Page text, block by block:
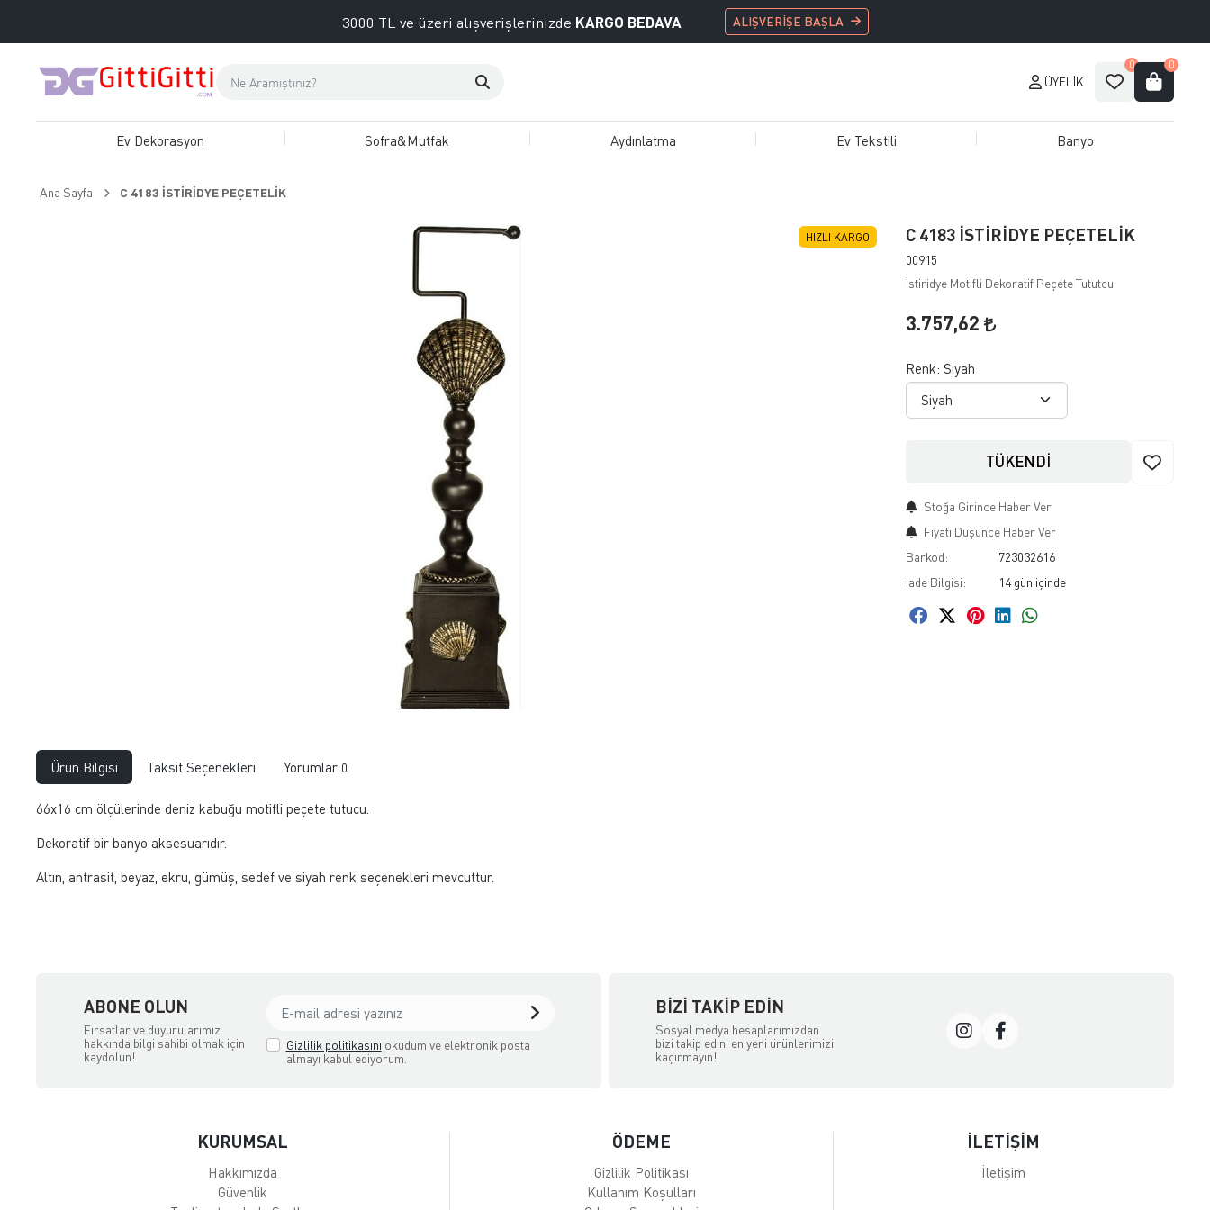
3000 TL ve üzeri alışverişlerinizde KARGO BEDAVA ALIŞVERİŞE BAŞLA
ÜYELIK
0 0
Ev Dekorasyon Sofra&Mutfak Aydınlatma Ev Tekstili Banyo
Ana Sayfa C 4183 İSTİRİDYE PEÇETELİK
HIZLI KARGO C 4183 İSTİRİDYE PEÇETELİK
00915
İstiridye Motifli Dekoratif Peçete Tututcu
3.757,62
Renk: Siyah
TÜKENDİ
Stoğa Girince Haber Ver
Fiyatı Düşünce Haber Ver
Barkod:
723032616
İade Bilgisi:
Ürün Bilgisi Taksit Seçenekleri Yorumlar 0
66x16 cm ölçülerinde deniz kabuğu motifli peçete tutucu.
Dekoratif bir banyo aksesuarıdır.
Altın, antrasit, beyaz, ekru, gümüş, sedef ve siyah renk seçenekleri mevcuttur.
ABONE OLUN
Fırsatlar ve duyurularımız
hakkında bilgi sahibi olmak için
kaydolun!
Gizlilik politikasını okudum ve elektronik posta
almayı kabul ediyorum.
BIZI TAKIP EDIN
Sosyal medya hesaplarımızdan
bizi takip edin, en yeni ürünlerimizi
kaçırmayın!
KURUMSAL
Hakkımızda
Güvenlik
ÖDEME
Gizlilik Politikası
Kullanım Koşulları
İLETİŞİM
İletişim